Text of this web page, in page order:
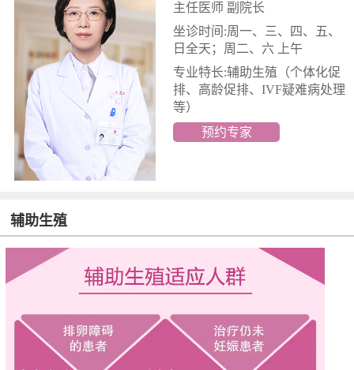
主任医师 副院长
坐诊时间:周一、三、四、五、
日全天；周二、六 上午
专业特长:辅助生殖 （个体化促
排、高龄促排、IVF疑难病处理
等）
预约专家
辅助生殖